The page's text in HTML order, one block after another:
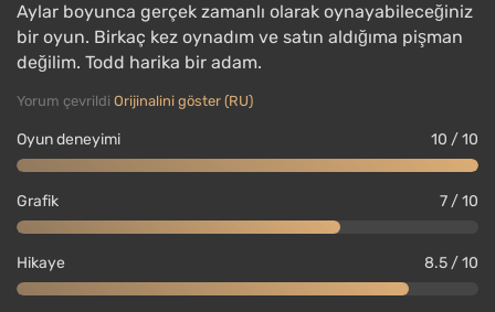
Aylar boyunca gerçek zamanlı olarak oynayabileceğiniz
bir oyun. Birkaç kez oynadım ve satın aldığıma pişman
değilim. Todd harika bir adam.
Yorum çevrildi Orijinalini göster (RU)
Oyun deneyimi 10 / 10
Grafik 7 / 10
Hikaye 8.5 / 10